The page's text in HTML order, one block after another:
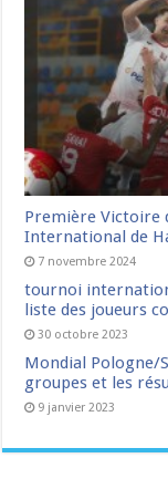
Première Victoire
International de
7 novembre 2024
tournoi
liste des joueurs
30 octobre 2023
Mondial Pologne/
groupes et les
9 janvier 2023